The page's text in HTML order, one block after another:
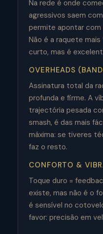
Na rede é onde
agressivos saem
permite apontar com
Não é a raquete mais
curto, mas é
OVERHEADS
Assinatura total da
profunda e firme. A
trajectória pesada
smash, é das mais
máxima: se tiveres
faz o resto.
CONFORTO &
Toque duro =
existe, mas não é o
é sensível no
favor: precisão em